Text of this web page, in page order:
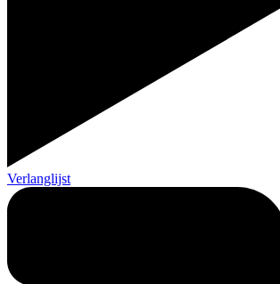
Verlanglijst